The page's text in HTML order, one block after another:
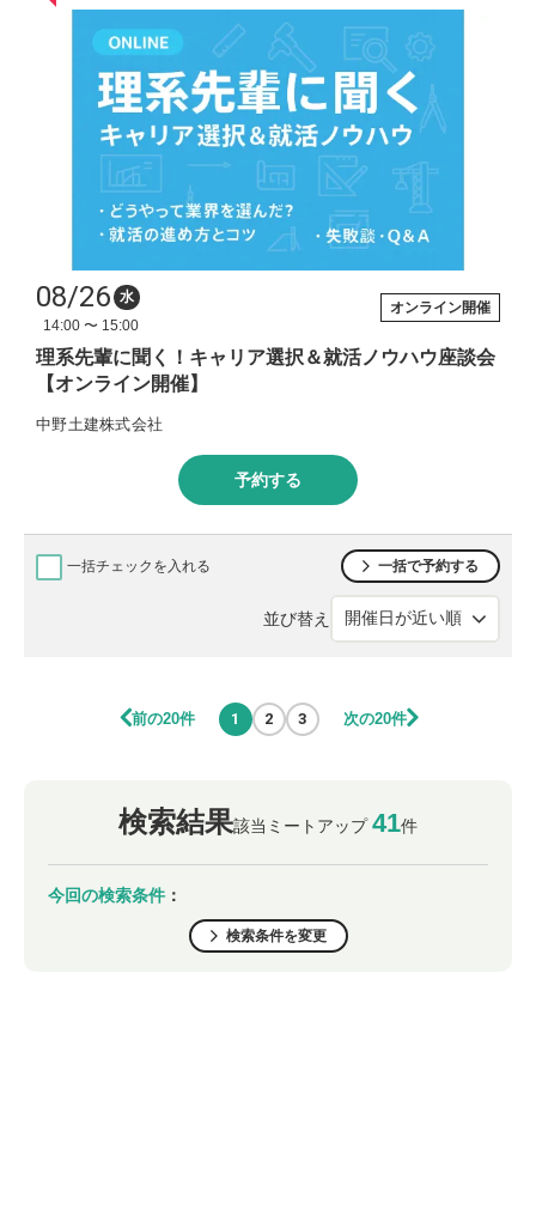
08/26 水
14:00 〜 15:00
オンライン開催
理系先輩に聞く！キャリア選択＆就活ノウハウ座談会
【オンライン開催】
中野土建株式会社
予約する
一括チェックを入れる 一括で予約する
並び替え
前の20件 1 2 3 次の20件
検索結果該当ミートアップ41件
今回の検索条件 ：
検索条件を変更